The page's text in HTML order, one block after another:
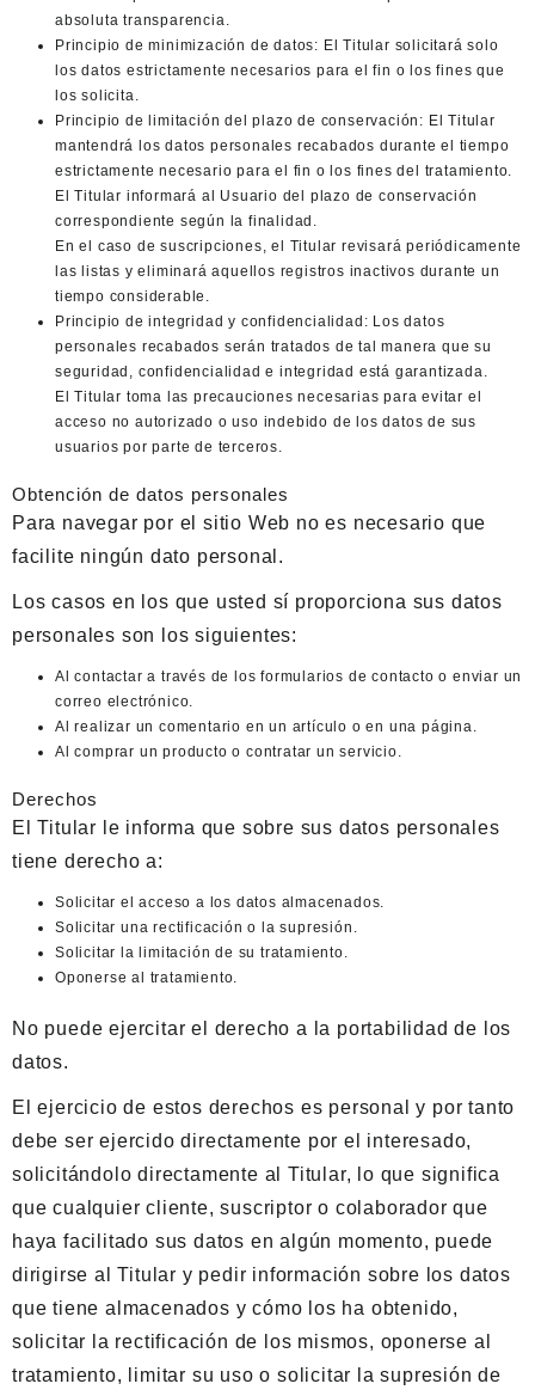
absoluta transparencia.
Principio de minimización de datos: El Titular solicitará solo
los datos estrictamente necesarios para el fin o los fines que
los solicita.
Principio de limitación del plazo de conservación: El Titular
mantendrá los datos personales recabados durante el tiempo
estrictamente necesario para el fin o los fines del tratamiento.
El Titular informará al Usuario del plazo de conservación
correspondiente según la finalidad.
En el caso de suscripciones, el Titular revisará periódicamente
las listas y eliminará aquellos registros inactivos durante un
tiempo considerable.
Principio de integridad y confidencialidad: Los datos
personales recabados serán tratados de tal manera que su
seguridad, confidencialidad e integridad está garantizada.
El Titular toma las precauciones necesarias para evitar el
acceso no autorizado o uso indebido de los datos de sus
usuarios por parte de terceros.
Obtención de datos personales
Para navegar por el sitio Web no es necesario que
facilite ningún dato personal.
Los casos en los que usted sí proporciona sus datos
personales son los siguientes:
Al contactar a través de los formularios de contacto o enviar un
correo electrónico.
Al realizar un comentario en un artículo o en una página.
Al comprar un producto o contratar un servicio.
Derechos
El Titular le informa que sobre sus datos personales
tiene derecho a:
Solicitar el acceso a los datos almacenados.
Solicitar una rectificación o la supresión.
Solicitar la limitación de su tratamiento.
Oponerse al tratamiento.
No puede ejercitar el derecho a la portabilidad de los
datos.
El ejercicio de estos derechos es personal y por tanto
debe ser ejercido directamente por el interesado,
solicitándolo directamente al Titular, lo que significa
que cualquier cliente, suscriptor o colaborador que
haya facilitado sus datos en algún momento, puede
dirigirse al Titular y pedir información sobre los datos
que tiene almacenados y cómo los ha obtenido,
solicitar la rectificación de los mismos, oponerse al
tratamiento, limitar su uso o solicitar la supresión de